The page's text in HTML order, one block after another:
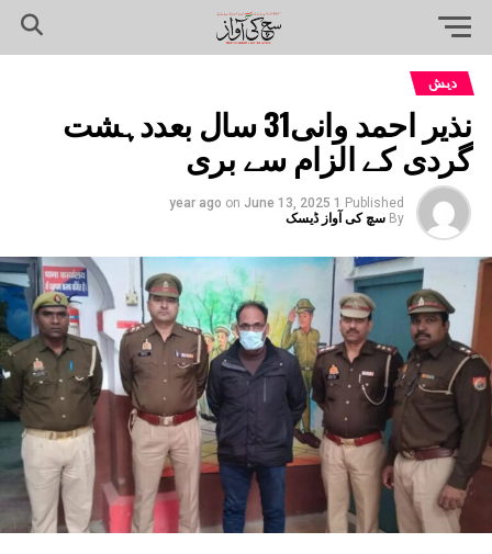
دیش
نذیر احمد وانی31 سال بعددہشت
گردی کے الزام سے بری
Published
1 year ago
on June 13, 2025
By سچ کی آواز ڈیسک